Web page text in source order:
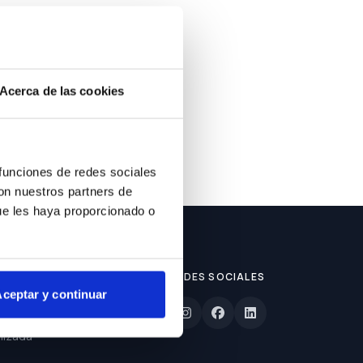
Acerca de las cookies
de redes sociales
nuestros partners de
les haya proporcionado o
y continuar
REDES SOCIALES